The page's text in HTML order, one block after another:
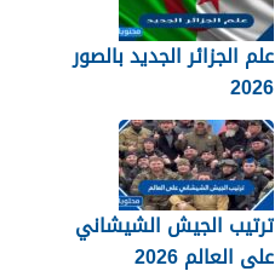
علم الجزائر الجديد بالصور
2026
ترتيب الجيش الشيشاني
على العالم 2026